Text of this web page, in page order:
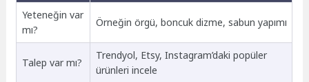
Yeteneğin var
mı?
Örneğin örgü, boncuk dizme, sabun yapımı
Talep var mı?
Trendyol, Etsy, Instagram’daki popüler
ürünleri incele